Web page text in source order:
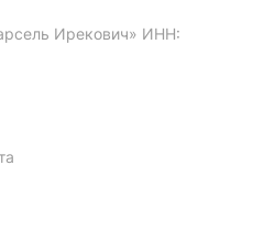
Ирекович» ИНН: